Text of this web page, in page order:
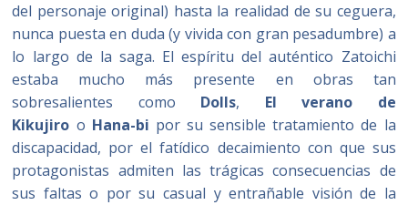
del personaje original) hasta la realidad de su ceguera,
nunca puesta en duda (y vivida con gran pesadumbre) a
lo largo de la saga. El espíritu del auténtico Zatoichi
estaba mucho más presente en obras tan
sobresalientes como Dolls, El verano de
Kikujiro o Hana-bi por su sensible tratamiento de la
discapacidad, por el fatídico decaimiento con que sus
protagonistas admiten las trágicas consecuencias de
sus faltas o por su casual y entrañable visión de la